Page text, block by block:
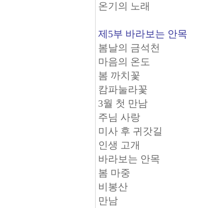
온기의 노래
제5부 바라보는 안목
봄날의 금석천
마음의 온도
봄 까치꽃
캄파눌라꽃
3월 첫 만남
주님 사랑
미사 후 귀갓길
인생 고개
바라보는 안목
봄 마중
비봉산
만남